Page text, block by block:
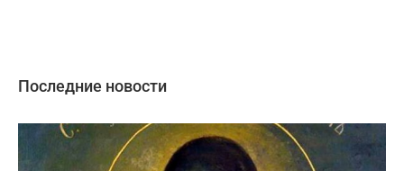
Последние новости